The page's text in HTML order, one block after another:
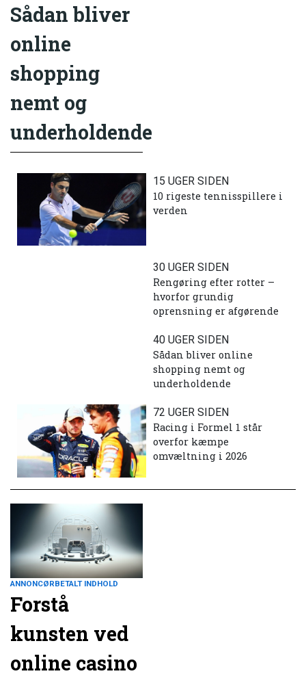
Sådan bliver
online
shopping
nemt og
underholdende
15 UGER SIDEN
10 rigeste tennisspillere i
verden
30 UGER SIDEN
Rengøring efter rotter –
hvorfor grundig
oprensning er afgørende
40 UGER SIDEN
Sådan bliver online
shopping nemt og
underholdende
72 UGER SIDEN
Racing i Formel 1 står
overfor kæmpe
omvæltning i 2026
ANNONCØRBETALT INDHOLD
Forstå
kunsten ved
online casino